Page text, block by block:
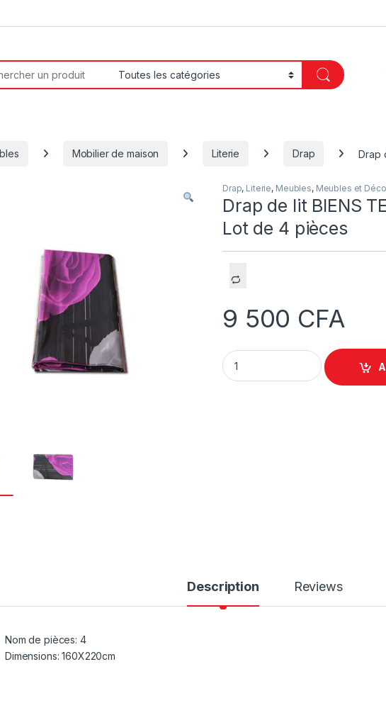
Mobilier de maison Literie Drap Drap
Drap, Literie, Meubles, Meubles et
Drap de lit BIENS
Lot de 4 pièces
9 500 CFA
Drap de lit BIENS TEK KISILIK
Description Reviews
Nom de pièces: 4
Dimensions: 160X220cm